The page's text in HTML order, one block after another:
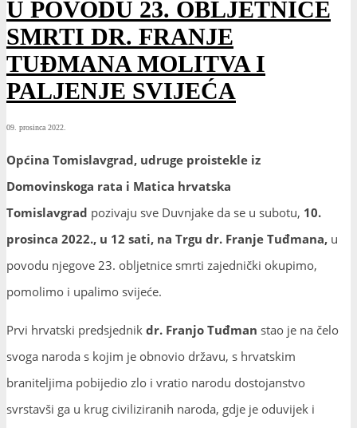
U POVODU 23. OBLJETNICE
SMRTI DR. FRANJE
TUĐMANA MOLITVA I
PALJENJE SVIJEĆA
09. prosinca 2022.
Općina Tomislavgrad, udruge proistekle iz
Domovinskoga rata i Matica hrvatska
Tomislavgrad pozivaju sve Duvnjake da se u subotu, 10.
prosinca 2022., u 12 sati, na Trgu dr. Franje Tuđmana, u
povodu njegove 23. obljetnice smrti zajednički okupimo,
pomolimo i upalimo svijeće.
Prvi hrvatski predsjednik dr. Franjo Tuđman stao je na čelo
svoga naroda s kojim je obnovio državu, s hrvatskim
braniteljima pobijedio zlo i vratio narodu dostojanstvo
svrstavši ga u krug civiliziranih naroda, gdje je oduvijek i